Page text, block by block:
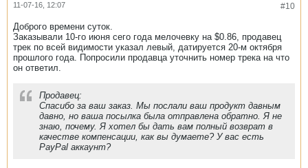
#10
11-07-16, 12:07
Доброго времени суток.
Заказывали 10-го июня сего года мелочевку на $0.86, продавец
трек по всей видимости указал левый, датируется 20-м октября
прошлого года. Попросили продавца уточнить номер трека на что
он ответил.
Продавец:
Спасибо за ваш заказ. Мы послали ваш продукт давным
давно, но ваша посылка была отправлена обратно. Я не
знаю, почему. Я хотел бы дать вам полный возврат в
качестве компенсации, как вы думаете? У вас есть
PayPal аккаунт?